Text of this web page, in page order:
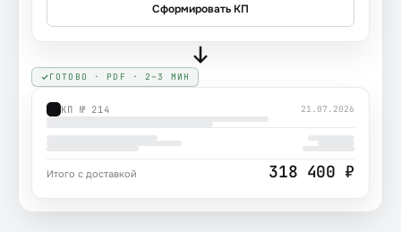
Сформировать КП
ГОТОВО · PDF · 2–3 МИН
КП № 214 21.07.2026
Итого с доставкой 318 400 ₽